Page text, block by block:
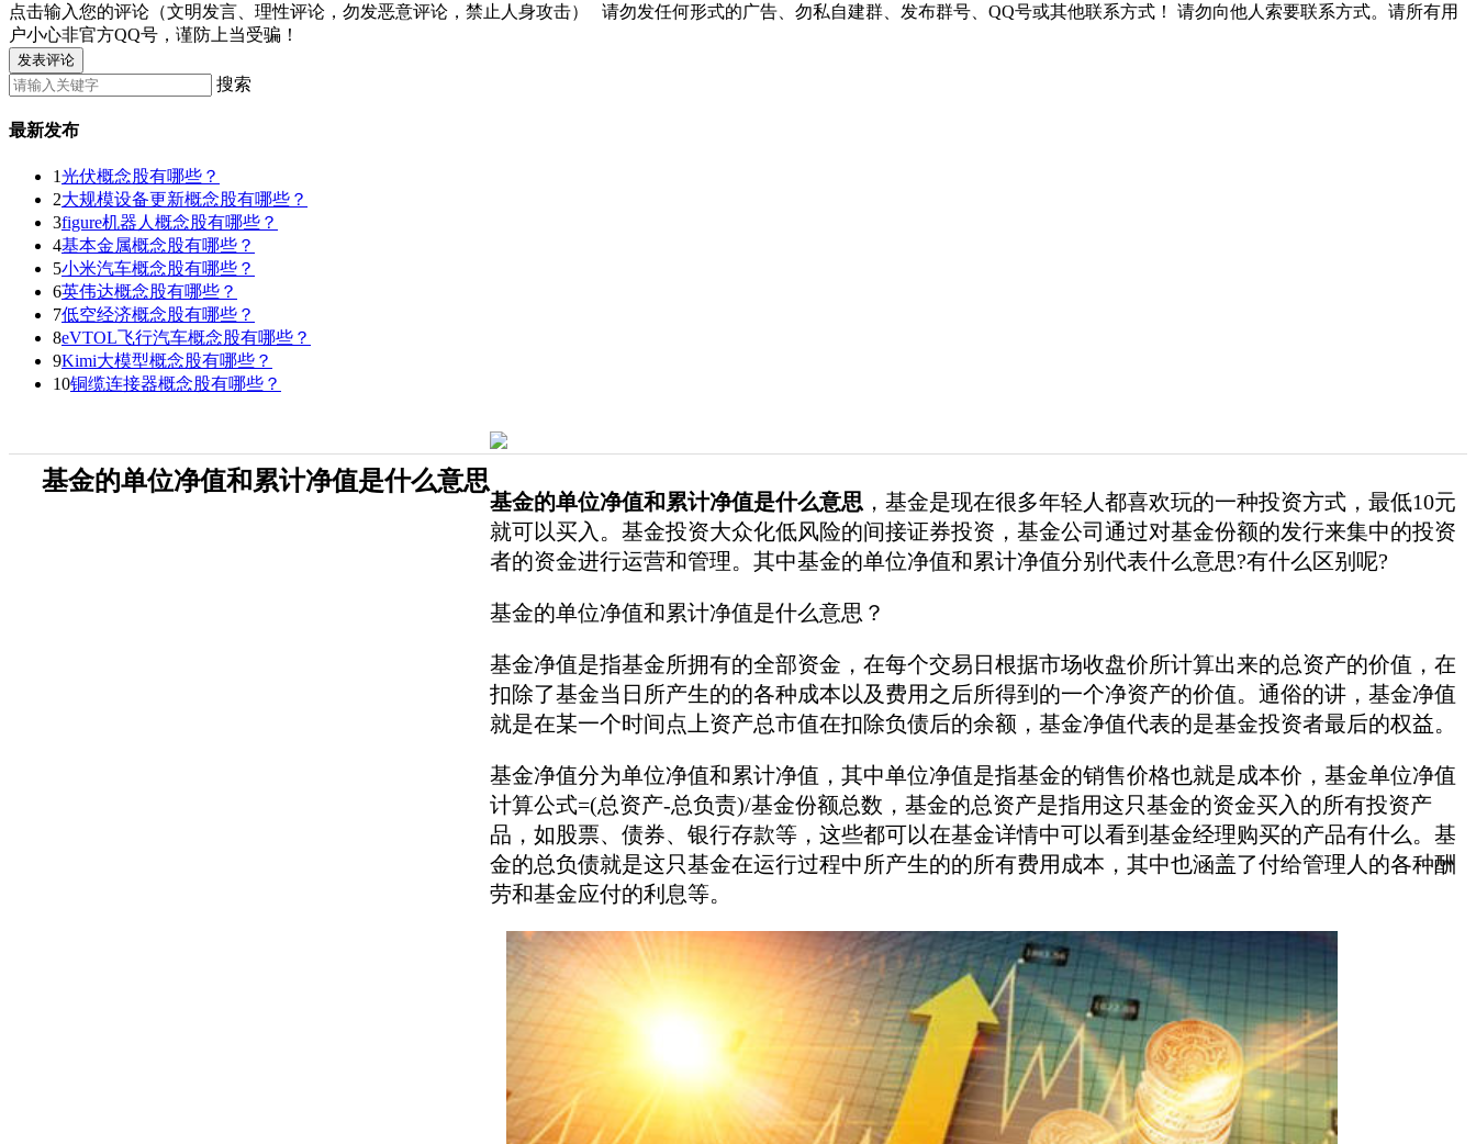
点击输入您的评论（文明发言、理性评论，勿发恶意评论，禁止人身攻击） 请勿发任何形式的广告、勿私自建群、发布群号、QQ号或其他联系方式！
请勿向他人索要联系方式。请所有用
户小心非官方QQ号，谨防上当受骗！
发表评论
搜索
最新发布
1光伏概念股有哪些？
2大规模设备更新概念股有哪些？
3figure机器人概念股有哪些？
4基本金属概念股有哪些？
5小米汽车概念股有哪些？
6英伟达概念股有哪些？
7低空经济概念股有哪些？
8eVTOL飞行汽车概念股有哪些？
9Kimi大模型概念股有哪些？
10铜缆连接器概念股有哪些？
基金的单位净值和累计净值是什么意思
基金的单位净值和累计净值是什么意思 ，基金是现在很多年轻人都喜欢玩的一种投资方式，最低10元
就可以买入。基金投资大众化低风险的间接证券投资，基金公司通过对基金份额的发行来集中的投资
者的资金进行运营和管理。其中基金的单位净值和累计净值分别代表什么意思?有什么区别呢?
基金的单位净值和累计净值是什么意思？
基金净值是指基金所拥有的全部资金，在每个交易日根据市场收盘价所计算出来的总资产的价值，在
扣除了基金当日所产生的的各种成本以及费用之后所得到的一个净资产的价值。通俗的讲，基金净值
就是在某一个时间点上资产总市值在扣除负债后的余额，基金净值代表的是基金投资者最后的权益。
基金净值分为单位净值和累计净值，其中单位净值是指基金的销售价格也就是成本价，基金单位净值
计算公式=(总资产-总负责)/基金份额总数，基金的总资产是指用这只基金的资金买入的所有投资产
品，如股票、债券、银行存款等，这些都可以在基金详情中可以看到基金经理购买的产品有什么。基
金的总负债就是这只基金在运行过程中所产生的的所有费用成本，其中也涵盖了付给管理人的各种酬
劳和基金应付的利息等。